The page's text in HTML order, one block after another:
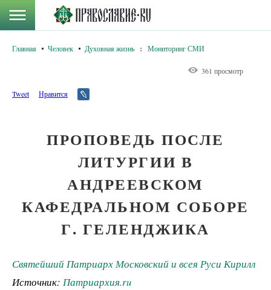
Главная Человек Духовная жизнь : Мониторинг СМИ
361 просмотр
Tweet Нравится
ПРОПОВЕДЬ ПОСЛЕ
ЛИТУРГИИ В
АНДРЕЕВСКОМ
КАФЕДРАЛЬНОМ СОБОРЕ
Г. ГЕЛЕНДЖИКА
Святейший Патриарх Московский и всея Руси Кирилл
Источник: Патриархия.ru